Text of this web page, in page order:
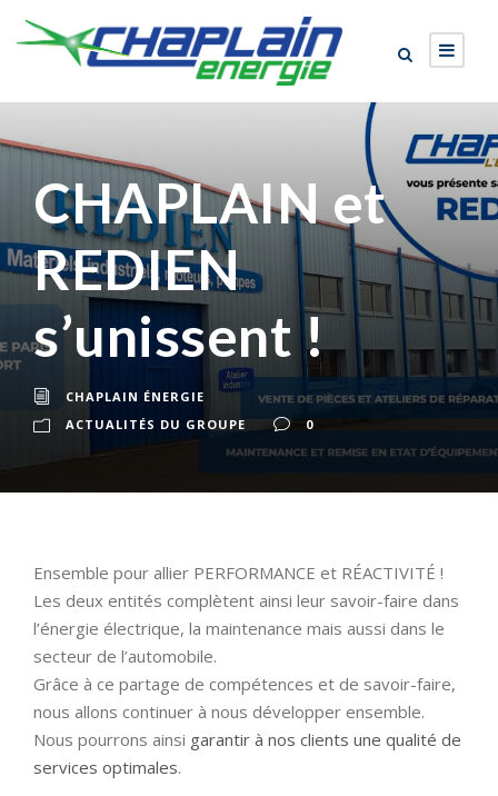
CHAPLAIN et
REDIEN
s’unissent !
CHAPLAIN ÉNERGIE
ACTUALITÉS DU GROUPE
0
Ensemble pour allier PERFORMANCE et RÉACTIVITÉ !
Les deux entités complètent ainsi leur savoir-faire dans
l’énergie électrique, la maintenance mais aussi dans le
secteur de l’automobile.
Grâce à ce partage de compétences et de savoir-faire,
nous allons continuer à nous développer ensemble.
Nous pourrons ainsi garantir à nos clients une qualité de
services optimales.